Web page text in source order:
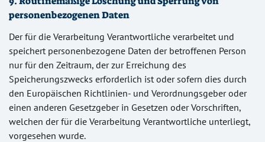
personenbezogenen Daten
Der für die Verarbeitung Verantwortliche verarbeitet und
speichert personenbezogene Daten der betroffenen Person
nur für den Zeitraum, der zur Erreichung des
Speicherungszwecks erforderlich ist oder sofern dies durch
den Europäischen Richtlinien- und Verordnungsgeber oder
einen anderen Gesetzgeber in Gesetzen oder Vorschriften,
welchen der für die Verarbeitung Verantwortliche unterliegt,
vorgesehen wurde.